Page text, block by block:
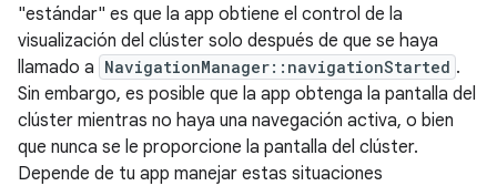
"estándar" es que la app obtiene el control de la
visualización del clúster solo después de que se haya
llamado a NavigationManager::navigationStarted .
Sin embargo, es posible que la app obtenga la pantalla del
clúster mientras no haya una navegación activa, o bien
que nunca se le proporcione la pantalla del clúster.
Depende de tu app manejar estas situaciones